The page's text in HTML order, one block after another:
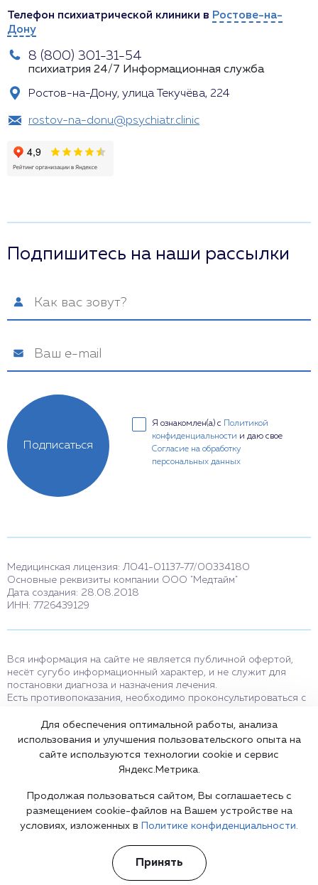
Телефон психиатрической клиники в Ростове-на-
Дону
8 (800) 301-31-54
психиатрия 24/7 Информационная служба
Ростов-на-Дону, улица Текучёва, 224
rostov-na-donu@psychiatr.clinic
Подпишитесь на наши рассылки
Я ознакомлен(а) с Политикой
конфиденциальности и даю свое
Согласие на обработку
персональных данных
Подписаться
Медицинская лицензия: Л041-01137-77/00334180
Основные реквизиты компании ООО "Медтайм"
Дата создания: 28.08.2018
ИНН: 7726439129
Вся информация на сайте не является публичной офертой,
несёт сугубо информационный характер, и не служит для
постановки диагноза и назначения лечения.
Есть противопоказания, необходимо проконсультироваться с
мессенджерам и в соцсетях носят исключительно
информационный характер и не являются медицинскими
услугами.
Оставаясь на сайте вы соглашаетесь на использование cookies.
Карта сайта
©2002-2026 Клиника доктора Шурова
Для обеспечения оптимальной работы, анализа
использования и улучшения пользовательского опыта на
сайте используются технологии cookie и сервис
Яндекс.Метрика.
Продолжая пользоваться сайтом, Вы соглашаетесь с
размещением cookie-файлов на Вашем устройстве на
условиях, изложенных в
Политике конфиденциальности.
Принять